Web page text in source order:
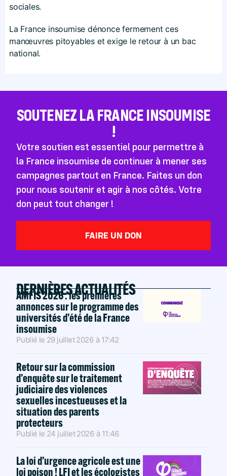
sociales.
La France insoumise dénonce fermement ces
manœuvres pitoyables et exige le retour à un bac
national.
SOUTENEZ LA FRANCE INSOUMISE
!
Votre soutien est essentiel pour permettre à
la France insoumise de continuer à mener ses
campagnes partout en France. Faites un don
pour nous soutenir et agir à nos côtés. Votre
don peut tout changer !
FAIRE UN DON
DERNIÈRES ACTUALITÉS
AMFIS 2026 : les premières
annonces sur le programme des
universités d’été de la France
insoumise
Publié le 29 juillet 2026 à 17:42
Retour sur la commission
d’enquête sur le traitement
judiciaire des violences
sexuelles incestueuses et la
situation des parents
protecteurs
Publié le 24 juillet 2026 à 11:46
La loi d’urgence agricole est une
loi poison ! LFI et les écologistes